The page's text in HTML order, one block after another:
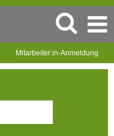
Mitarbeiter:in-Anmeldung